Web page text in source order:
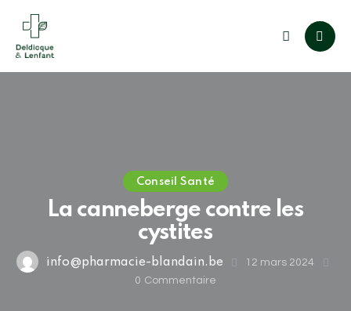
Conseil Santé
La canneberge contre les
cystites
info@pharmacie-blandain.be
12 mars 2024
0 Commentaire